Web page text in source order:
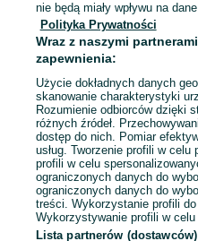
Mapa kategorii
Mapa miejscowości
Mapa ministron
Popularne wyszukiwania
nie będą miały wpływu na
Polityka Prywatności
Wraz z naszymi
zapewnienia:
Użycie dokładnych danych
skanowanie charakterystyki
Rozumienie odbiorców dzięki
różnych źródeł.
dostęp do nich. Pomiar
usług. Tworzenie profili w
profili w celu
ograniczonych danych do
ograniczonych danych do
treści. Wykorzystanie profili
Wykorzystywanie profili w
Lista partnerów (dostawców)